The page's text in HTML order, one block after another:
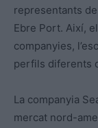
representants
Ebre Port. Així,
companyies,
perfils diferents
La companyia
mercat nord-